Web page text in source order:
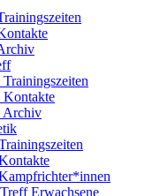
Archiv
Erwachsene